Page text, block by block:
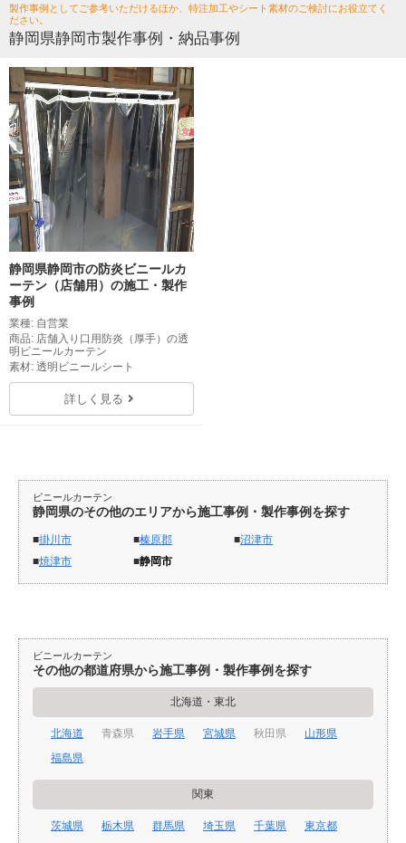
製作事例としてご参考いただけるほか、特注加工やシート素材のご検討にお役立てく
ださい。
静岡県静岡市製作事例・納品事例
静岡県静岡市の防炎ビニールカ
ーテン（店舗用）の施工・製作
事例
業種: 自営業
商品: 店舗入り口用防炎（厚手）の透
明ビニールカーテン
素材: 透明ビニールシート
詳しく見る
ビニールカーテン
静岡県のその他のエリアから施工事例・製作事例を探す
掛川市 榛原郡
沼津市
焼津市
静岡市
ビニールカーテン
その他の都道府県から施工事例・製作事例を探す
北海道・東北
北海道 青森県 岩手県 宮城県 秋田県
山形県
福島県
関東
茨城県 栃木県 群馬県 埼玉県 千葉県
東京都